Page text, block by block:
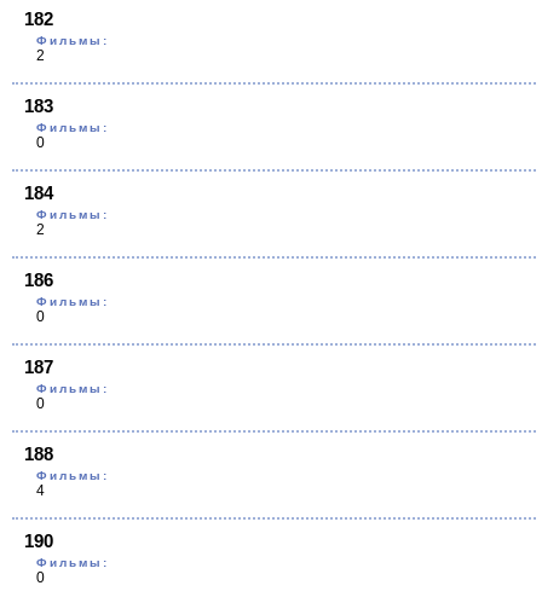
182
Фильмы:
2
183
Фильмы:
0
184
Фильмы:
2
186
Фильмы:
0
187
Фильмы:
0
188
Фильмы:
4
190
Фильмы:
0